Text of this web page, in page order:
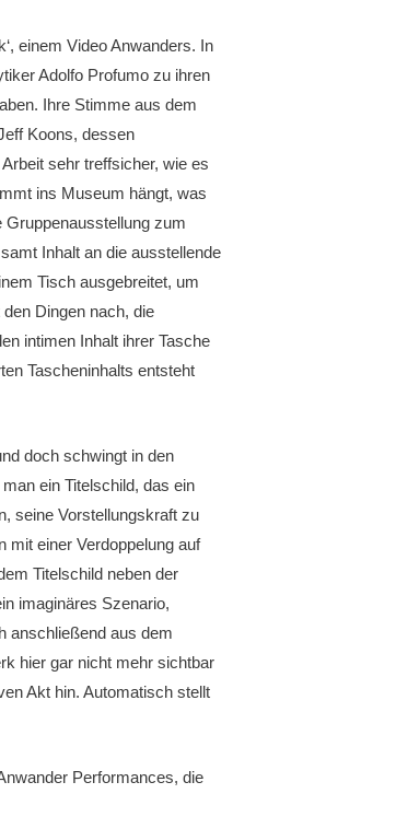
einem Video Anwanders. In
Adolfo Profumo zu ihren
Ihre Stimme aus dem
Koons, dessen
sehr treffsicher, wie es
ins Museum hängt, was
Gruppenausstellung zum
Inhalt an die ausstellende
Tisch ausgebreitet, um
Dingen nach, die
intimen Inhalt ihrer Tasche
Tascheninhalts entsteht
doch schwingt in den
ein Titelschild, das ein
seine Vorstellungskraft zu
mit einer Verdoppelung auf
Titelschild neben der
imaginäres Szenario,
anschließend aus dem
hier gar nicht mehr sichtbar
Akt hin. Automatisch stellt
Performances, die